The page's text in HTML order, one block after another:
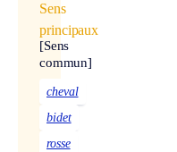
Sens
principaux
[Sens
commun]
cheval
bidet
rosse